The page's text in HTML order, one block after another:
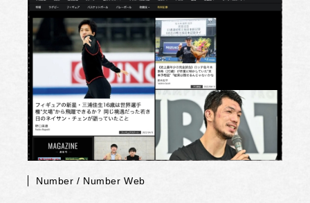
Number / Number Web